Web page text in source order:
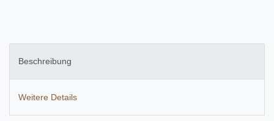
Beschreibung
Weitere Details